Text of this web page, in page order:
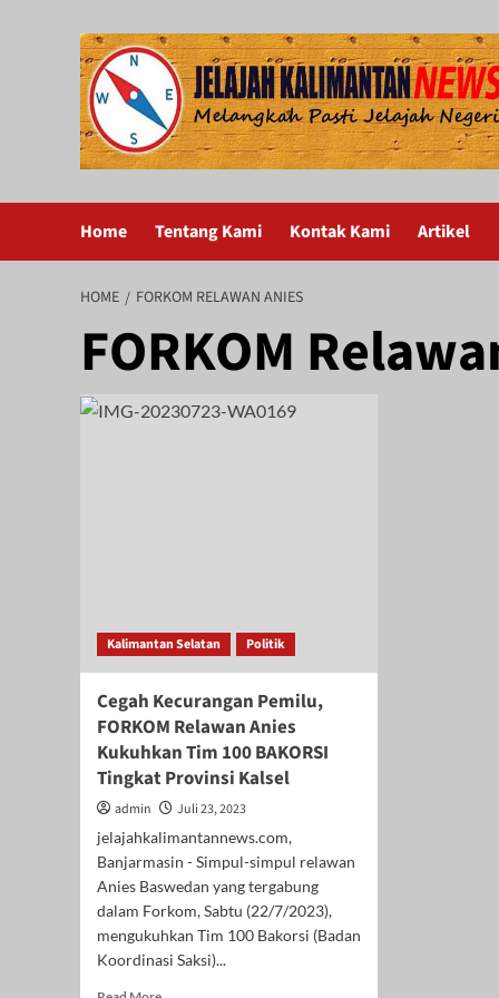
Home Tentang Kami Kontak Kami Artikel
HOME FORKOM RELAWAN ANIES
FORKOM
Kalimantan Selatan Politik
Cegah Kecurangan Pemilu,
FORKOM Relawan Anies
Kukuhkan Tim 100 BAKORSI
Tingkat Provinsi Kalsel
admin
Juli 23, 2023
jelajahkalimantannews.com,
Banjarmasin - Simpul-simpul relawan
Anies Baswedan yang tergabung
dalam Forkom, Sabtu (22/7/2023),
mengukuhkan Tim 100 Bakorsi (Badan
Koordinasi Saksi)...
Read